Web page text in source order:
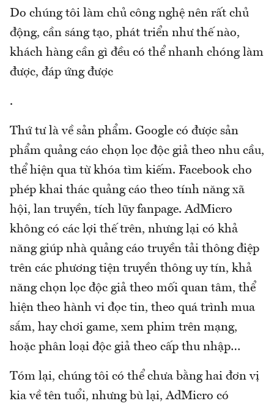
Do chúng tôi làm chủ công nghệ nên rất chủ
động, cần sáng tạo, phát triển như thế nào,
khách hàng cần gì đều có thể nhanh chóng làm
được, đáp ứng được
.
Thứ tư là về sản phẩm. Google có được sản
phẩm quảng cáo chọn lọc độc giả theo nhu cầu,
thể hiện qua từ khóa tìm kiếm. Facebook cho
phép khai thác quảng cáo theo tính năng xã
hội, lan truyền, tích lũy fanpage. AdMicro
không có các lợi thế trên, nhưng lại có khả
năng giúp nhà quảng cáo truyền tải thông điệp
trên các phương tiện truyền thông uy tín, khả
năng chọn lọc độc giả theo mối quan tâm, thể
hiện theo hành vi đọc tin, theo quá trình mua
sắm, hay chơi game, xem phim trên mạng,
hoặc phân loại độc giả theo cấp thu nhập…
Tóm lại, chúng tôi có thể chưa bằng hai đơn vị
kia về tên tuổi, nhưng bù lại, AdMicro có